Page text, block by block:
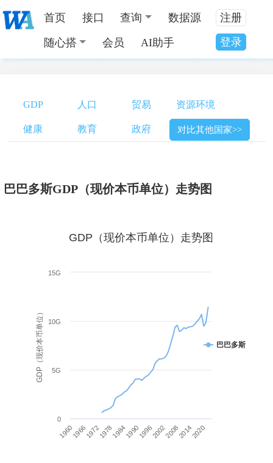
首页 接口 查询 数据源
随心搭 会员 AI助手
注册
登录
GDP 人口 贸易 资源环境
健康 教育 政府 对比其他国家>>
巴巴多斯GDP（现价本币单位）走势图
GDP（现价本币单位）
GDP（现价本币单位）走势图
巴巴多斯
19601966197219781984199019962002200820142020
0
5G
10G
15G